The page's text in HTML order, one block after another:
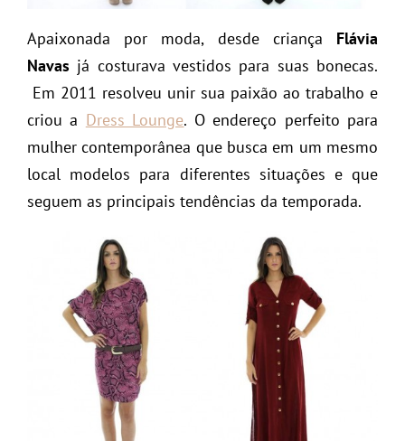
Apaixonada por moda, desde criança Flávia
Navas já costurava vestidos para suas bonecas.
Em 2011 resolveu unir sua paixão ao trabalho e
criou a Dress Lounge. O endereço perfeito para
mulher contemporânea que busca em um mesmo
local modelos para diferentes situações e que
seguem as principais tendências da temporada.